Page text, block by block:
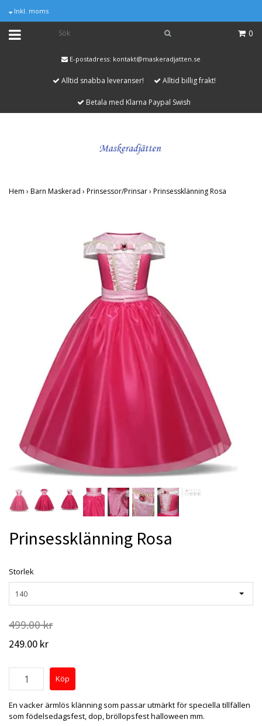
Inkl. moms
0
E-postadress: kontakt@maskeradjatten.se
Alltid snabba leveranser! Alltid billig frakt!
Betala med Klarna Paypal Swish
Hem › Barn Maskerad › Prinsessor/Prinsar› Prinsessklänning Rosa
Prinsessklänning Rosa
Storlek
140
499.00 kr
249.00 kr
En vacker ärmlös klänning som passar utmärkt för speciella tillfällen
som födelsedagsfest, dop, bröllopsfest halloween mm.